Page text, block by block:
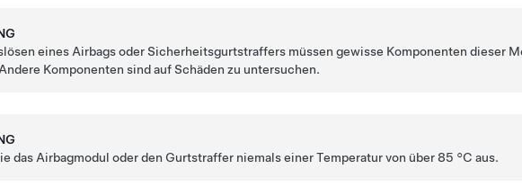
eines Airbags oder Sicherheitsgurtstraffers müssen gewisse Komponenten dieser
Komponenten sind auf Schäden zu untersuchen.
das Airbagmodul oder den Gurtstraffer niemals einer Temperatur von über 85 °C aus.